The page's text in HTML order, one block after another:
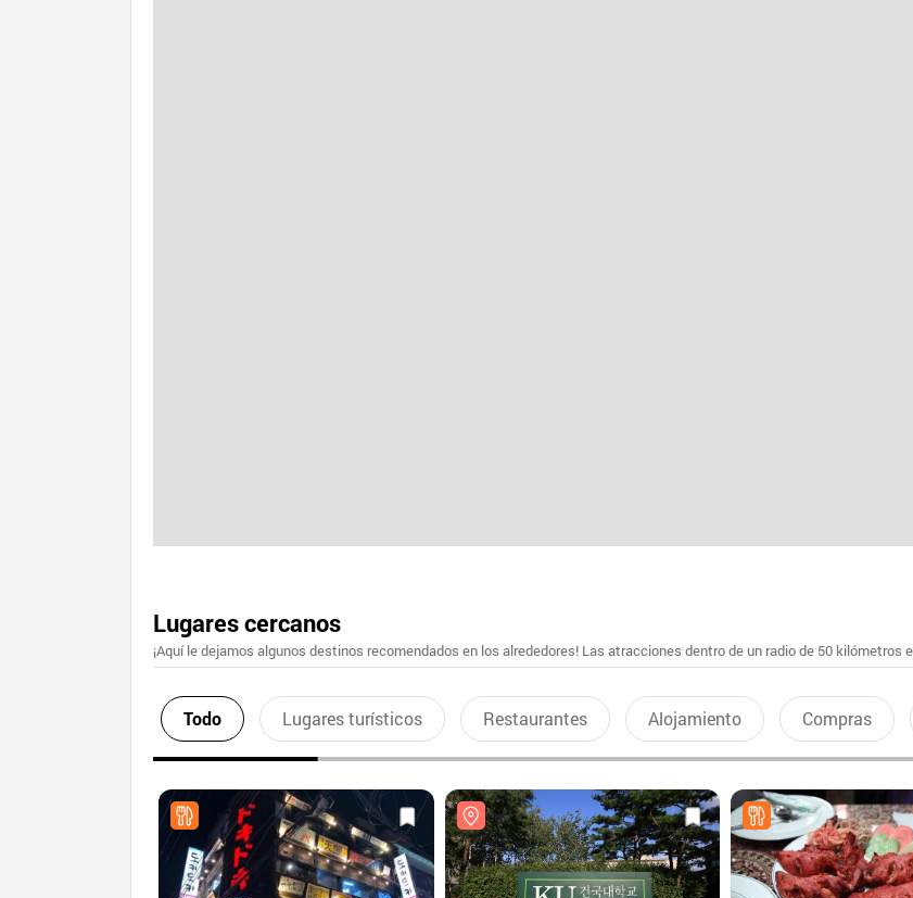
Lugares cercanos
¡Aquí le dejamos algunos destinos recomendados en los alrededores! Las atracciones dentro de un radio de 50 kilómetros
Todo Lugares turísticos Restaurantes Alojamiento Compras